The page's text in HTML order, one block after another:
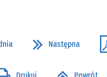
Następna